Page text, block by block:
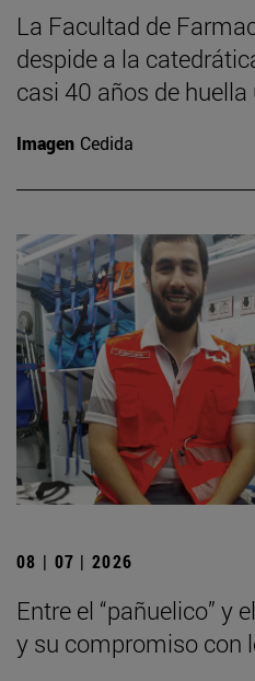
La Facultad de
despide a la
casi 40 años de
Imagen Cedida
08 | 07 | 2026
Entre el “pañuelico” y
y su compromiso con